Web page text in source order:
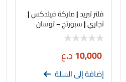
فلتر تبريد | ماركة فيلدكس |
تجاري | سبورتج – توسان
10,000د.ع
إضافة إلى السلة